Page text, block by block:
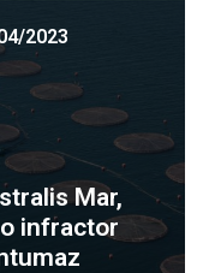
2023
Mar,
infractor